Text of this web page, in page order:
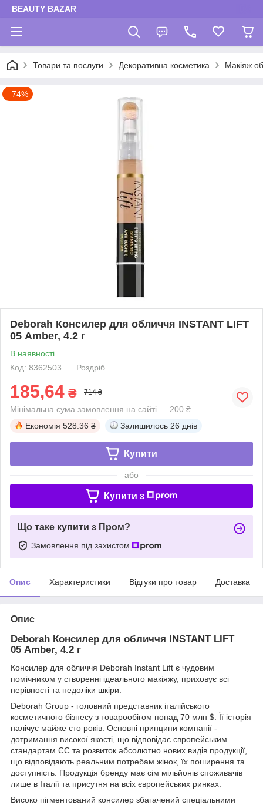
BEAUTY BAZAR
Товари та послуги Декоративна косметика Макіяж
–74%
Deborah Консилер для обличчя INSTANT LIFT
05 Amber, 4.2 г
В наявності
Код: 8362503
Роздріб
185,64 ₴ 714 ₴
Мінімальна сума замовлення на сайті — 200 ₴
Економія 528.36 ₴ Залишилось 26 днів
Купити
або
Купити з
Що таке купити з Пром?
Замовлення під захистом
Опис Характеристики Відгуки про товар Доставка
Опис
Deborah Консилер для обличчя INSTANT LIFT
05 Amber, 4.2 г
Консилер для обличчя Deborah Instant Lift є чудовим
помічником у створенні ідеального макіяжу, приховує всі
нерівності та недоліки шкіри.
Deborah Group - головний представник італійського
косметичного бізнесу з товарообігом понад 70 млн $. Її історія
налічує майже сто років. Основні принципи компанії -
дотримання високої якості, що відповідає європейським
стандартам ЄС та розвиток абсолютно нових видів продукції,
що відповідають реальним потребам жінок, їх поширення та
доступність. Продукція бренду має сім мільйонів споживачів
лише в Італії та присутня на всіх європейських ринках.
Високо пігментований консилер збагачений спеціальними